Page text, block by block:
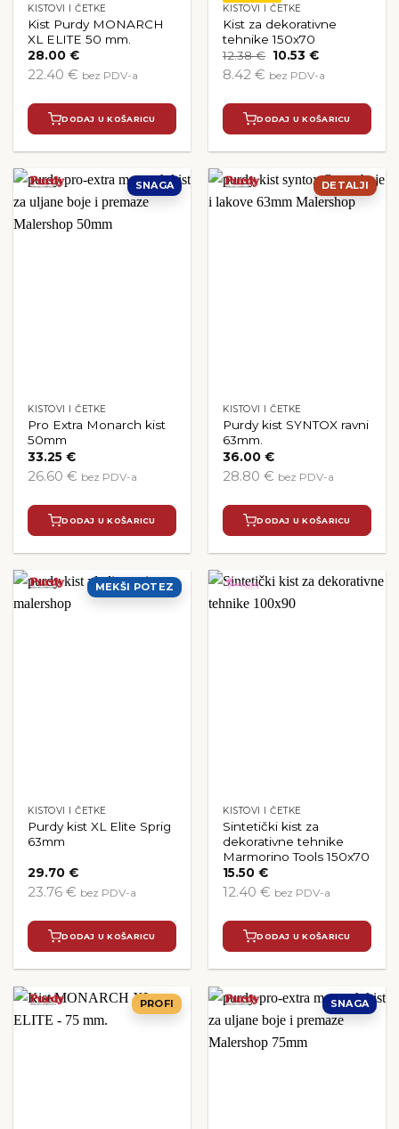
KISTOVI I ČETKE
Kist Purdy MONARCH
XL ELITE 50 mm.
28.00€
22.40 € bez PDV-a
DODAJ U KOŠARICU
KISTOVI I ČETKE
Kist za dekorativne
tehnike 150x70
12.38€ Izvorna
bila
12.38 €.
10.53€Trenutna
je:
8.42 € bez PDV-a
DODAJ U KOŠARICU
SNAGA
KISTOVI I ČETKE
Pro Extra Monarch kist
50mm
33.25€
26.60 € bez PDV-a
DODAJ U KOŠARICU
DETALJI
KISTOVI I ČETKE
Purdy kist SYNTOX ravni
63mm.
36.00€
28.80 € bez PDV-a
DODAJ U KOŠARICU
MEKŠI POTEZ
KISTOVI I ČETKE
Purdy kist XL Elite Sprig
63mm
29.70€
23.76 € bez PDV-a
DODAJ U KOŠARICU
KISTOVI I ČETKE
Sintetički kist za
dekorativne tehnike
Marmorino Tools 150x70
15.50€
12.40 € bez PDV-a
DODAJ U KOŠARICU
PROFI SNAGA